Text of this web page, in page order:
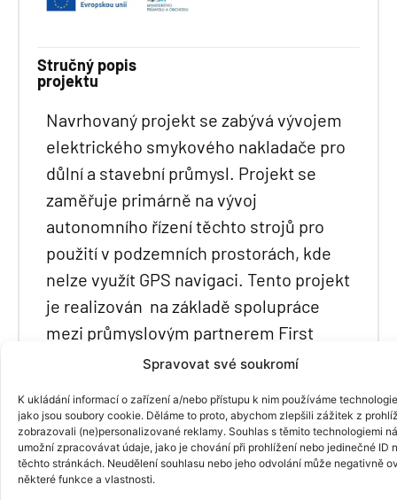
Spravovat své soukromí
K ukládání informací o zařízení a/nebo přístupu k nim používáme
jako jsou soubory cookie. Děláme to proto, abychom zlepšili zážitek z
zobrazovali (ne)personalizované reklamy. Souhlas s těmito technologiemi
umožní zpracovávat údaje, jako je chování při prohlížení nebo jedinečné ID
těchto stránkách. Neudělení souhlasu nebo jeho odvolání může negativně
některé funkce a vlastnosti.
Stručný popis
projektu
Navrhovaný projekt se zabývá vývojem
elektrického smykového nakladače pro
důlní a stavební průmysl. Projekt se
zaměřuje primárně na vývoj
autonomního řízení těchto strojů pro
použití v podzemních prostorách, kde
nelze využít GPS navigaci. Tento projekt
je realizován na základě spolupráce
mezi průmyslovým partnerem First
Green Industries a.s. a akademickým
technické v Praze, Fakulta stavební.
Cíle projektu